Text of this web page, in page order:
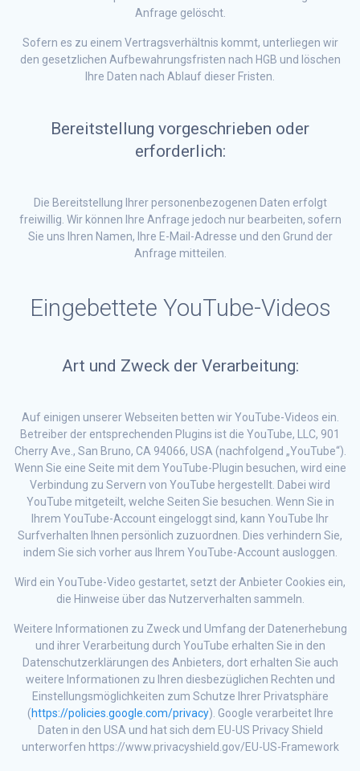
Anfrage gelöscht.
Sofern es zu einem Vertragsverhältnis kommt, unterliegen wir
den gesetzlichen Aufbewahrungsfristen nach HGB und löschen
Ihre Daten nach Ablauf dieser Fristen.
Bereitstellung vorgeschrieben oder
erforderlich:
Die Bereitstellung Ihrer personenbezogenen Daten erfolgt
freiwillig. Wir können Ihre Anfrage jedoch nur bearbeiten, sofern
Sie uns Ihren Namen, Ihre E-Mail-Adresse und den Grund der
Anfrage mitteilen.
Eingebettete YouTube-Videos
Art und Zweck der Verarbeitung:
Auf einigen unserer Webseiten betten wir YouTube-Videos ein.
Betreiber der entsprechenden Plugins ist die YouTube, LLC, 901
Cherry Ave., San Bruno, CA 94066, USA (nachfolgend „YouTube“).
Wenn Sie eine Seite mit dem YouTube-Plugin besuchen, wird eine
Verbindung zu Servern von YouTube hergestellt. Dabei wird
YouTube mitgeteilt, welche Seiten Sie besuchen. Wenn Sie in
Ihrem YouTube-Account eingeloggt sind, kann YouTube Ihr
Surfverhalten Ihnen persönlich zuzuordnen. Dies verhindern Sie,
indem Sie sich vorher aus Ihrem YouTube-Account ausloggen.
Wird ein YouTube-Video gestartet, setzt der Anbieter Cookies ein,
die Hinweise über das Nutzerverhalten sammeln.
Weitere Informationen zu Zweck und Umfang der Datenerhebung
und ihrer Verarbeitung durch YouTube erhalten Sie in den
Datenschutzerklärungen des Anbieters, dort erhalten Sie auch
weitere Informationen zu Ihren diesbezüglichen Rechten und
Einstellungsmöglichkeiten zum Schutze Ihrer Privatsphäre
(https://policies.google.com/privacy). Google verarbeitet Ihre
Daten in den USA und hat sich dem EU-US Privacy Shield
unterworfen https://www.privacyshield.gov/EU-US-Framework